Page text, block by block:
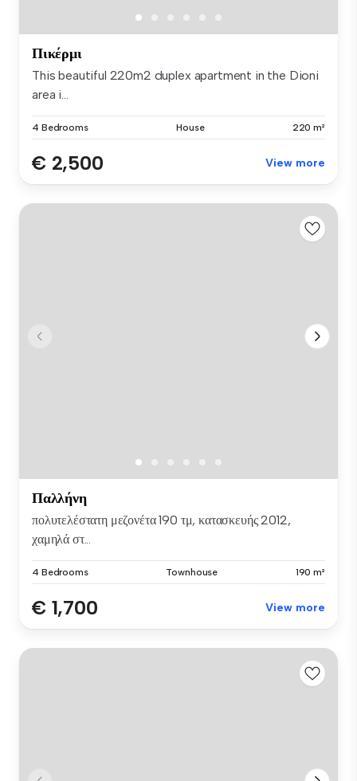
Πικέρμι
This beautiful 220m2 duplex apartment in the Dioni
area i...
4 Bedrooms House 220 m²
€ 2,500 View more
Παλλήνη
πολυτελέστατη μεζονέτα 190 τμ, κατασκευής 2012,
χαμηλά στ...
4 Bedrooms Townhouse 190 m²
€ 1,700 View more